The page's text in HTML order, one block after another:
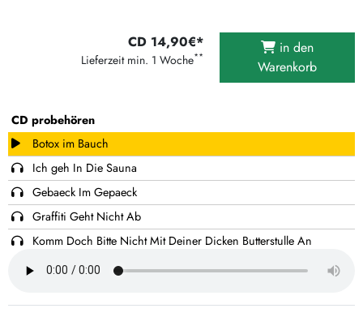
CD probehören
Botox im Bauch
Ich geh In Die Sauna
Gebaeck Im Gepaeck
Graffiti Geht Nicht Ab
Komm Doch Bitte Nicht Mit Deiner Dicken Butterstulle An
Save Money Get Rich
CD 14,90€*
Lieferzeit min. 1 Woche**
in den
Warenkorb